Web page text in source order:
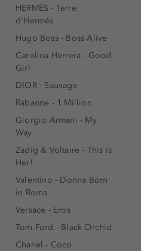
HERMÈS - Terre
d'Hermés
Hugo Boss - Boss Alive
Carolina Herrera - Good
Girl
DIOR - Sauvage
Rabanne - 1 Million
Giorgio Armani - My
Way
Zadig & Voltaire - This is
Her!
Valentino - Donna Born
in Roma
Versace - Eros
Tom Ford - Black Orchid
Chanel - Coco